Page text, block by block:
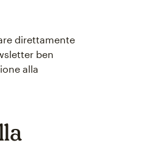
direttamente
ben
alla